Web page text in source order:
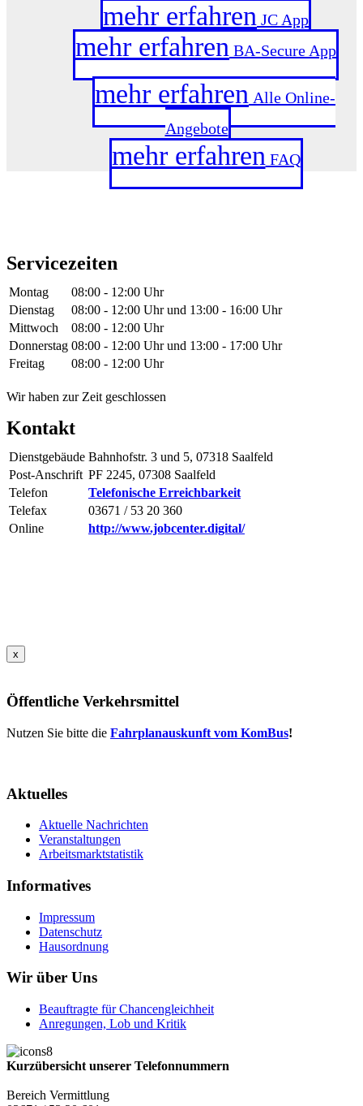
mehr erfahren JC App
mehr erfahren BA-Secure App
mehr erfahren Alle Online-
Angebote
mehr erfahrenFAQ
Servicezeiten
Montag
08:00 - 12:00 Uhr
Dienstag
08:00 - 12:00 Uhr und 13:00 - 16:00 Uhr
Mittwoch
08:00 - 12:00 Uhr
Donnerstag 08:00 - 12:00 Uhr und 13:00 - 17:00 Uhr
Freitag
08:00 - 12:00 Uhr
Wir haben zur Zeit geschlossen
Kontakt
Dienstgebäude Bahnhofstr. 3 und 5, 07318 Saalfeld
Post-Anschrift PF 2245, 07308 Saalfeld
Telefon
Telefonische Erreichbarkeit
Telefax
03671 / 53 20 360
Online
http://www.jobcenter.digital/
x
Öffentliche Verkehrsmittel
Nutzen Sie bitte die Fahrplanauskunft vom KomBus!
Aktuelles
Aktuelle Nachrichten
Veranstaltungen
Arbeitsmarktstatistik
Informatives
Impressum
Datenschutz
Hausordnung
Wir über Uns
Beauftragte für Chancengleichheit
Anregungen, Lob und Kritik
Kurzübersicht unserer Telefonnummern
Bereich Vermittlung